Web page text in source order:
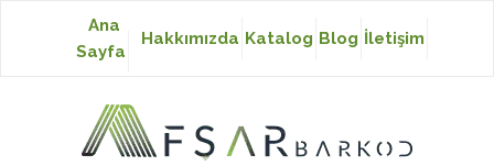
Baskısız Etiket
Ana
Sayfa
Hakkımızda Katalog Blog İletişim